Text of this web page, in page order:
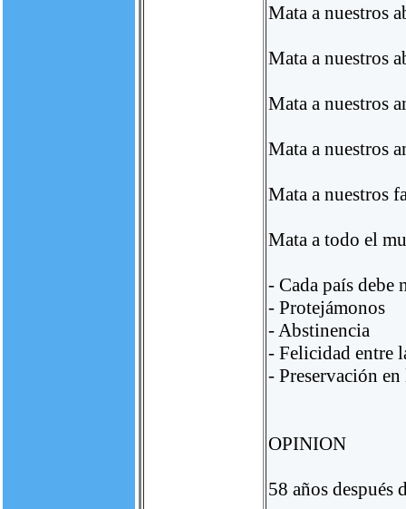
Mata a nuestros
Mata a nuestros
Mata a nuestros
Mata a nuestros
Mata a nuestros
Mata a todo el
- Cada país debe
- Protejámonos
- Abstinencia
- Felicidad entre
- Preservación
OPINION
58 años después